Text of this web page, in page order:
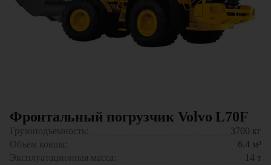
Фронтальный погрузчик Volvo L70F
Грузоподъемность: 3700 кг
Объем ковша:
6.4 м³
Эксплуатационная масса:
14 т